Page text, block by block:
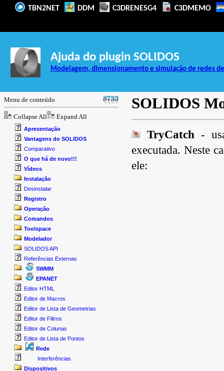
TBN2NET DDM C3DRENESG4 C3DMEMO
Ajuda do plugin SOLIDOS
Modelagem, dimensionamento e simulação de redes